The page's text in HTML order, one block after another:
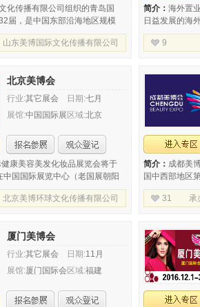
化传播有限公司组织的青岛国
届，是中国东部沿海地区规模
B2B美容美发化妆品博览会。
岛）国际美容美发化
山东美博国际文化传播有限公司
简介： 海外置
日益发展的海
盖四大主题：
投资。为期三
9
北京美博会
行业:其它展会 日期:七月
展馆:中国国际展 区域:北京
康美容美发化妆品展览会将于
国国际展览中心（老国展朝阳
重举行，本次展会规模约30000
业趋势和潮流，涉及
北京美博环球文化传播有限公司
简介： 成都美
国中西部地区
共计37届，是
办方维纳美博
31 承
厦门美博会
行业:其它展会 日期:11月
展馆:厦门国际会区域:福建